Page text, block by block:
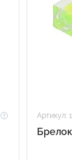
Артикул: